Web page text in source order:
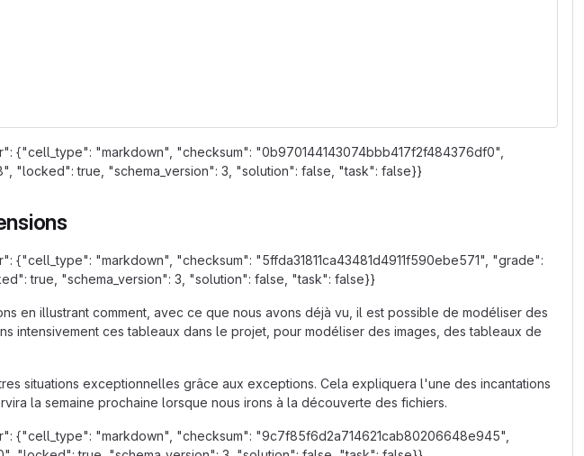
{"cell_type": "markdown", "checksum": "0b970144143074bbb417f2f484376df0",
"locked": true, "schema_version": 3, "solution": false, "task": false}}
"markdown", "checksum": "5ffda31811ca43481d4911f590ebe571", "grade":
true, "schema_version": 3, "solution": false, "task": false}}
en illustrant comment, avec ce que nous avons déjà vu, il est possible de modéliser des
intensivement ces tableaux dans le projet, pour modéliser des images, des tableaux de
situations exceptionnelles grâce aux exceptions. Cela expliquera l'une des incantations
la semaine prochaine lorsque nous irons à la découverte des fichiers.
{"cell_type": "markdown", "checksum": "9c7f85f6d2a714621cab80206648e945",